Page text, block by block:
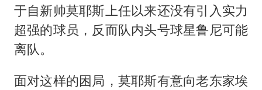
外交部发言人就广岛核爆81周年等答记者问
首次证实！“胶球”存在
泰国一女公务员妆容引争议 本人回应
于自新帅莫耶斯上任以来还没有引入实力
超强的球员，反而队内头号球星鲁尼可能
离队。
面对这样的困局，莫耶斯有意向老东家埃